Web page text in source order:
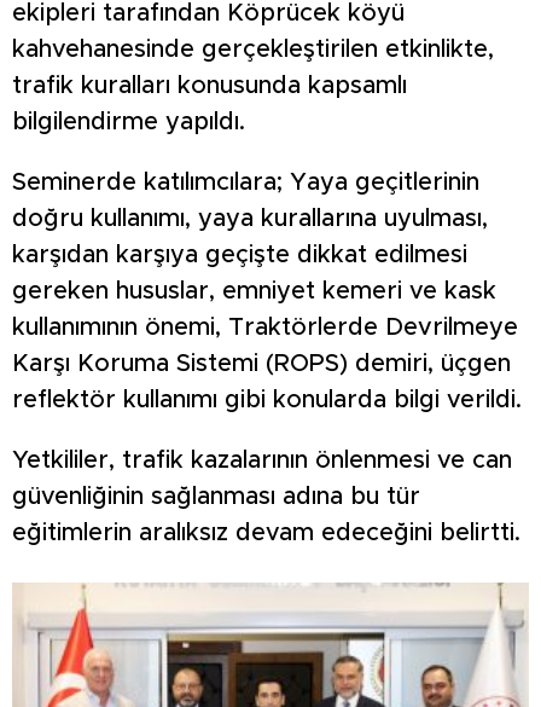
ekipleri tarafından Köprücek köyü
kahvehanesinde gerçekleştirilen etkinlikte,
trafik kuralları konusunda kapsamlı
bilgilendirme yapıldı.
Seminerde katılımcılara; Yaya geçitlerinin
doğru kullanımı, yaya kurallarına uyulması,
karşıdan karşıya geçişte dikkat edilmesi
gereken hususlar, emniyet kemeri ve kask
kullanımının önemi, Traktörlerde Devrilmeye
Karşı Koruma Sistemi (ROPS) demiri, üçgen
reflektör kullanımı gibi konularda bilgi verildi.
Yetkililer, trafik kazalarının önlenmesi ve can
güvenliğinin sağlanması adına bu tür
eğitimlerin aralıksız devam edeceğini belirtti.